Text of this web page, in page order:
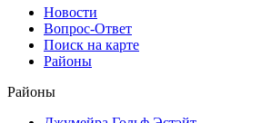
Новости
Вопрос-Ответ
Поиск на карте
Районы
Районы